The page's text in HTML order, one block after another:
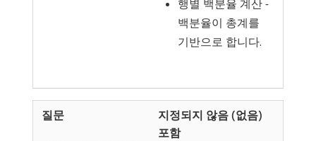
행별 백분율 계산 -
백분율이 총계를
기반으로 합니다.
지정되지 않음 (없음)
포함